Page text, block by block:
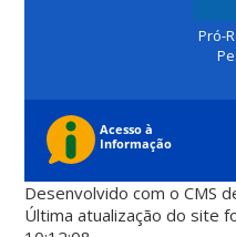
Pró-
Desenvolvido com o CMS
Última atualização do site